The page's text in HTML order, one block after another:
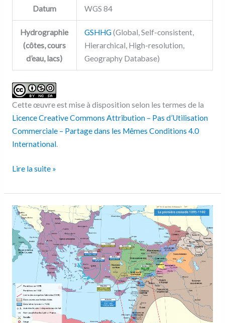
Datum WGS 84
Hydrographie
(côtes, cours
d’eau, lacs)
GSHHG(Global, Self-consistent,
Hierarchical, High-resolution,
Geography Database)
Cette œuvre est mise à disposition selon les termes de la
Licence Creative Commons Attribution – Pas d’Utilisation
Commerciale – Partage dans les Mêmes Conditions 4.0
International.
Lire la suite »
La
première
croisade
1095-
1102